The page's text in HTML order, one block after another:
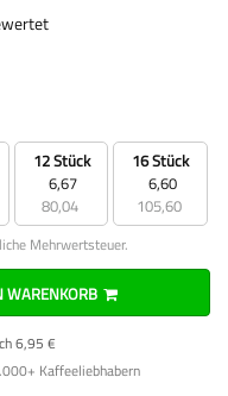
12 Stück
6,67
80,04
16 Stück
6,60
105,60
Mehrwertsteuer.
WARENKORB
6,95 €
Kaffeeliebhabern